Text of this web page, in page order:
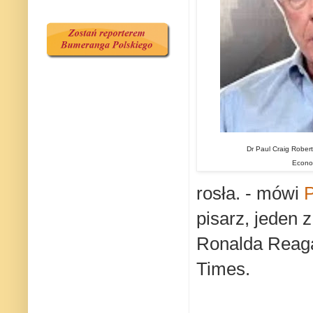
Dr Paul Craig
rosła. - mówi
pisarz, jeden
Ronalda
Times.